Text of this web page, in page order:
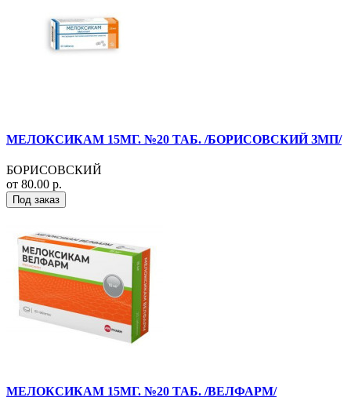
МЕЛОКСИКАМ 15МГ. №20 ТАБ. /БОРИСОВСКИЙ ЗМП/
БОРИСОВСКИЙ
от 80.00 р.
Под заказ
МЕЛОКСИКАМ 15МГ. №20 ТАБ. /ВЕЛФАРМ/